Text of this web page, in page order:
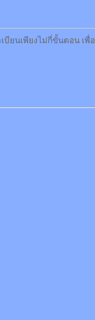
นเพียงไม่กี่ขั้นตอน เพื่